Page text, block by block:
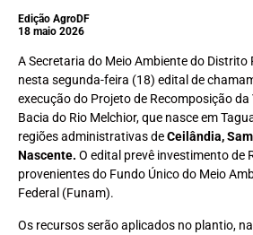
Edição AgroDF
18 maio 2026
A Secretaria do Meio Ambiente do Distrito
nesta segunda-feira (18) edital de
execução do Projeto de Recomposição
Bacia do Rio Melchior, que nasce em
regiões administrativas deCeilândia,
Nascente. O edital prevê investimento de
provenientes do Fundo Único do Meio
Federal (Funam).
Os recursos serão aplicados no plantio,